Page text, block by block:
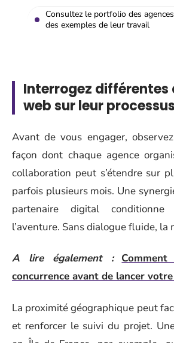
Consultez le portfolio des
des exemples de leur travail
Interrogez différentes
web sur leur processus
Avant de vous engager,
façon dont chaque agence
collaboration peut s’étendre sur
parfois plusieurs mois. Une
partenaire digital
l’aventure. Sans dialogue fluide, la
A lire également :
concurrence avant de lancer
La proximité géographique peut
et renforcer le suivi du projet.